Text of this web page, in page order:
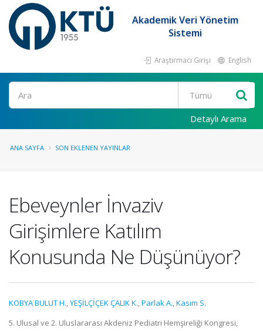
Akademik Veri Yönetim
Sistemi
Araştırmacı Girişi English
Ara
Detaylı Arama
ANA SAYFA SON EKLENEN YAYINLAR
Ebeveynler İnvaziv
Girişimlere Katılım
Konusunda Ne Düşünüyor?
KOBYA BULUT H.,YEŞİLÇİÇEK ÇALIK K.,Parlak A.,Kasım S.
5. Ulusal ve 2. Uluslararası Akdeniz Pediatri Hemşireliği Kongresi,